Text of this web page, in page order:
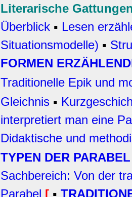
Literarische
Überblick ▪ Lesen
Situationsmodelle) ▪
FORMEN
Traditionelle Epik und
Gleichnis ▪
interpretiert man eine
Didaktische und
TYPEN DER PARABEL
Sachbereich: Von der
Parabel [ ▪